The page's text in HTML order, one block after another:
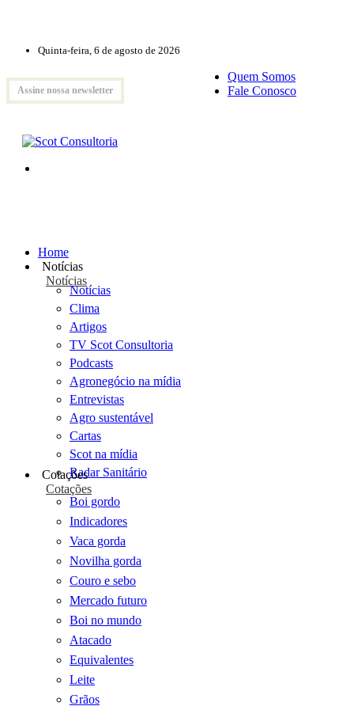
Quinta-feira, 6 de agosto de 2026
Assine nossa newsletter
Quem Somos
Fale Conosco
Home
Notícias
Notícias
Notícias
Clima
Artigos
TV Scot Consultoria
Podcasts
Agronegócio na mídia
Entrevistas
Agro sustentável
Cartas
Scot na mídia
Radar Sanitário
Cotações
Cotações
Boi gordo
Indicadores
Vaca gorda
Novilha gorda
Couro e sebo
Mercado futuro
Boi no mundo
Atacado
Equivalentes
Leite
Grãos